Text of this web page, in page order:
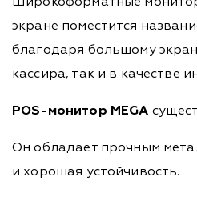
экране поместится
благодаря большому
кассира, так и в качестве
POS-монитор MEGA
Он обладает прочным
и хорошая устойчивость.